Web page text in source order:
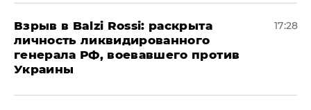
​Взрыв в Balzi Rossi: раскрыта
личность ликвидированного
генерала РФ, воевавшего против
Украины
17:28